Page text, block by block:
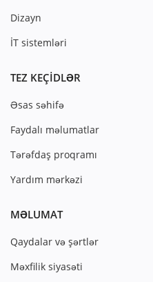
Dizayn
İT sistemləri
TEZ KEÇIDLƏR
Əsas səhifə
Faydalı məlumatlar
Tərəfdaş proqramı
Yardım mərkəzi
MƏLUMAT
Qaydalar və şərtlər
Məxfilik siyasəti